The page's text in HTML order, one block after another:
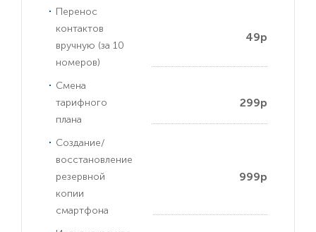
Перенос
контактов
вручную (за 10
номеров)
49р
Смена
тарифного
плана
299р
Создание/
восстановление
резервной
копии
смартфона
999р